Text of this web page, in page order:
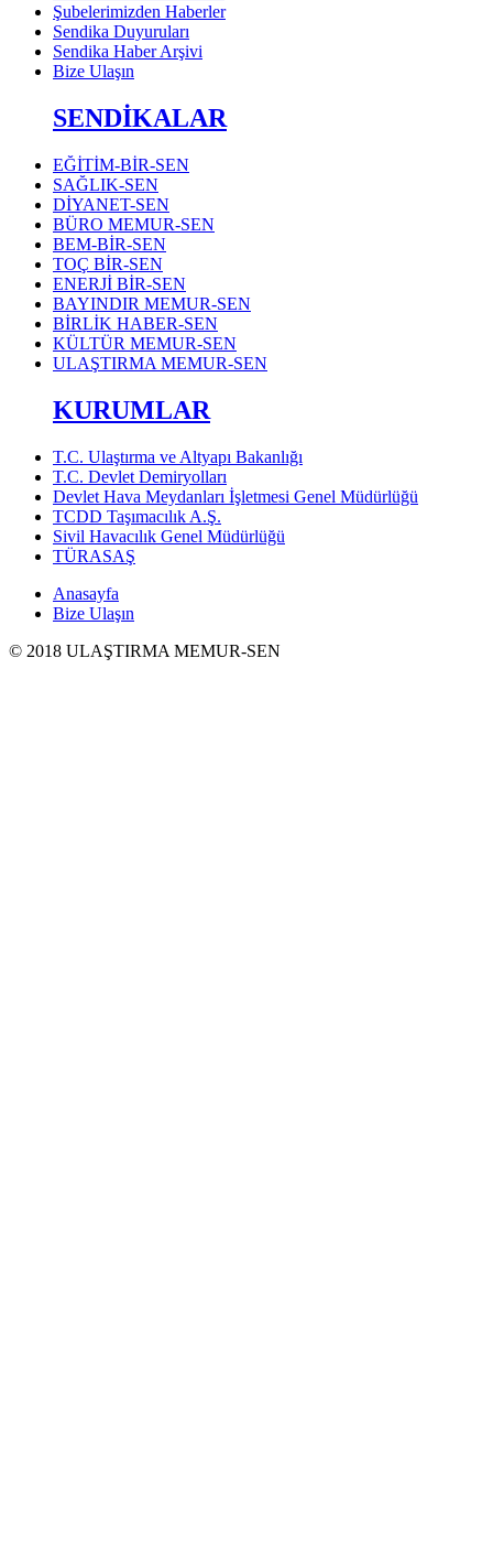
Şubelerimizden Haberler
Sendika Duyuruları
Sendika Haber Arşivi
Bize Ulaşın
SENDİKALAR
EĞİTİM-BİR-SEN
SAĞLIK-SEN
DİYANET-SEN
BÜRO MEMUR-SEN
BEM-BİR-SEN
TOÇ BİR-SEN
ENERJİ BİR-SEN
BAYINDIR MEMUR-SEN
BİRLİK HABER-SEN
KÜLTÜR MEMUR-SEN
ULAŞTIRMA MEMUR-SEN
KURUMLAR
T.C. Ulaştırma ve Altyapı Bakanlığı
T.C. Devlet Demiryolları
Devlet Hava Meydanları İşletmesi Genel Müdürlüğü
TCDD Taşımacılık A.Ş.
Sivil Havacılık Genel Müdürlüğü
TÜRASAŞ
Anasayfa
Bize Ulaşın
© 2018 ULAŞTIRMA MEMUR-SEN